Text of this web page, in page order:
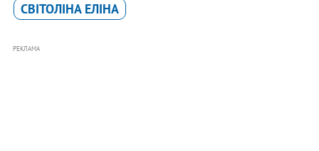
СВІТОЛІНА ЕЛІНА
РЕКЛАМА